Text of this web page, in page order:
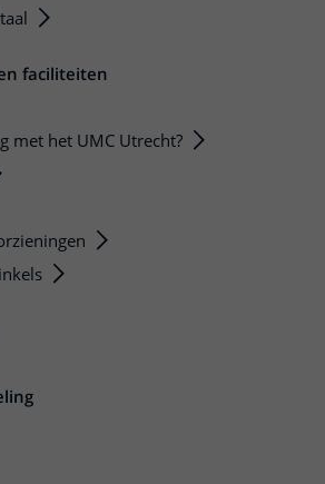
faciliteiten
met het UMC Utrecht?